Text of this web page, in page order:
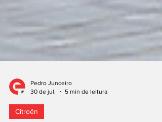
Pedro Junceiro